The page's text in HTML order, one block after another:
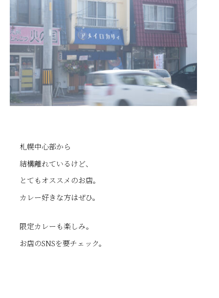
札幌中心部から
結構離れているけど、
とてもオススメのお店。
カレー好きな方はぜひ。
限定カレーも楽しみ。
お店のSNSを要チェック。